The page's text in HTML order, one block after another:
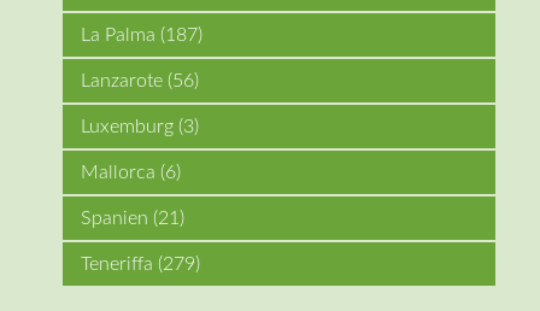
La Palma (187)
Lanzarote (56)
Luxemburg (3)
Mallorca (6)
Spanien (21)
Teneriffa (279)